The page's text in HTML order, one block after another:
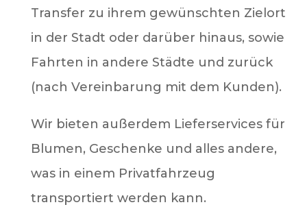
Transfer zu ihrem gewünschten Zielort
in der Stadt oder darüber hinaus, sowie
Fahrten in andere Städte und zurück
(nach Vereinbarung mit dem Kunden).
Wir bieten außerdem Lieferservices für
Blumen, Geschenke und alles andere,
was in einem Privatfahrzeug
transportiert werden kann.